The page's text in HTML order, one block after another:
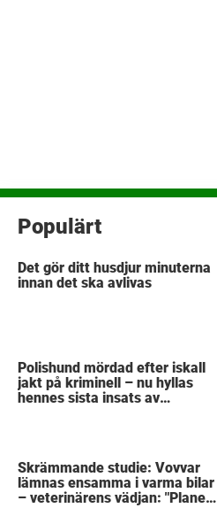
Populärt
Det gör ditt husdjur minuterna
innan det ska avlivas
Polishund mördad efter iskall
jakt på kriminell – nu hyllas
hennes sista insats av
Skrämmande studie: Vovvar
lämnas ensamma i varma bilar
– veterinärens vädjan: "Planera